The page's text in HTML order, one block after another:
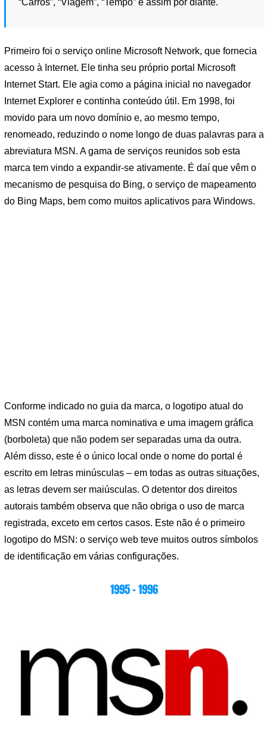
Primeiro foi o serviço online Microsoft Network, que fornecia
acesso à Internet. Ele tinha seu próprio portal Microsoft
Internet Start. Ele agia como a página inicial no navegador
Internet Explorer e continha conteúdo útil. Em 1998, foi
movido para um novo domínio e, ao mesmo tempo,
renomeado, reduzindo o nome longo de duas palavras para a
abreviatura MSN. A gama de serviços reunidos sob esta
marca tem vindo a expandir-se ativamente. É daí que vêm o
mecanismo de pesquisa do Bing, o serviço de mapeamento
do Bing Maps, bem como muitos aplicativos para Windows.
Conforme indicado no guia da marca, o logotipo atual do
MSN contém uma marca nominativa e uma imagem gráfica
(borboleta) que não podem ser separadas uma da outra.
Além disso, este é o único local onde o nome do portal é
escrito em letras minúsculas – em todas as outras situações,
as letras devem ser maiúsculas. O detentor dos direitos
autorais também observa que não obriga o uso de marca
registrada, exceto em certos casos. Este não é o primeiro
logotipo do MSN: o serviço web teve muitos outros símbolos
de identificação em várias configurações.
1995 – 1996